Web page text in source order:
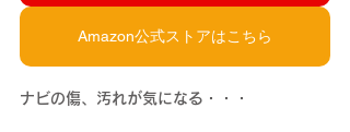
Amazon公式ストアはこちら
ナビの傷、汚れが気になる・・・